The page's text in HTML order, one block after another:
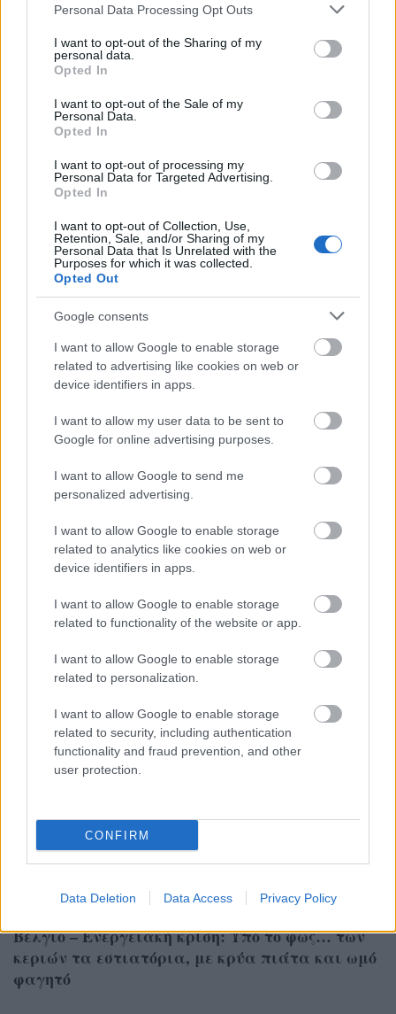
Please note that this website/app uses one or more Google
not limited to your visit or usage behaviour. You may click to
grant or deny consent to Google and its third-party tags to
use your data for below specified purposes in below Google
consent section.
Personal Data Processing Opt Outs
I want to opt-out of the Sharing of my
personal data.
Opted In
I want to opt-out of the Sale of my
Personal Data.
Opted In
I want to opt-out of processing my
Personal Data for Targeted Advertising.
Opted In
I want to opt-out of Collection, Use,
Retention, Sale, and/or Sharing of my
Personal Data that Is Unrelated with the
Purposes for which it was collected.
Opted Out
Google consents
I want to allow Google to enable storage
related to advertising like cookies on web or
device identifiers in apps.
I want to allow my user data to be sent to
Google for online advertising purposes.
I want to allow Google to send me
personalized advertising.
I want to allow Google to enable storage
related to analytics like cookies on web or
device identifiers in apps.
I want to allow Google to enable storage
related to functionality of the website or app.
I want to allow Google to enable storage
related to personalization.
I want to allow Google to enable storage
related to security, including authentication
functionality and fraud prevention, and other
user protection.
CONFIRM
Data Deletion Data Access Privacy Policy
ΑΘΛΗΤΙΣΜΟΣ
Με άγχος το Βέλγιο 1-0 τον Καναδά ΒΙΝΤΕΟ
ΑΘΛΗΤΙΣΜΟΣ
Η Ελλαδάρα στα τελικά, 72-70 το Βέλγιο σε
παιχνίδι γκραν-γκινιόλ!
ΚΟΣΜΟΣ
Βέλγιο – Ενεργειακή κρίση: Υπό το φως… των
κεριών τα εστιατόρια, με κρύα πιάτα και ωμό
φαγητό